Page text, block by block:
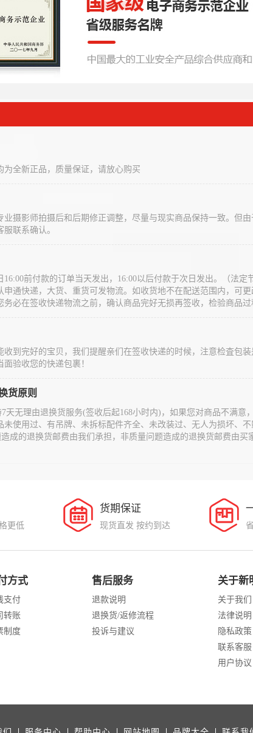
为全新正品，质量保证，请放心购买
业摄影师拍摄后和后期修正调整，尽量与现实商品保持一致。但
联系确认。
16:00前付款的订单当天发出，16:00以后付款于次日发出。（法
申通快递，大货、重货可发物流。如收货地不在配送范围内，可
务必在签收快递物流之前，确认商品完好无损再签收，检验商品
收到完好的宝贝，我们提醒亲们在签收快递的时候，注意检査包
面验收您的快递包裹！
货原则
天无理由退换货服务(签收后起168小时内)，如果您对商品不满
未使用过、有吊牌、未拆标配件齐全、未改装过、无人为损坏、
成的退换货邮费由我们承担，非质量问题造成的退换货邮费由买
更低
货期保证
现货直发 按约到达
方式
支付
转账
制度
售后服务
退款说明
退换货/返修流程
投诉与建议
关于新
关于我们
法律说明
隐私政策
联系客服
用户协议